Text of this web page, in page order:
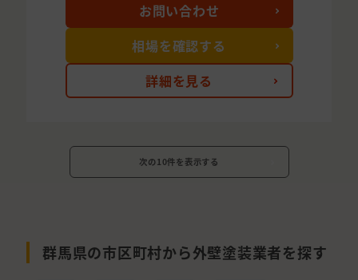
詳細を見る
お問い合わせ
相場を確認する
次の10件を表示する
群馬県の市区町村から外壁塗装業者を探す